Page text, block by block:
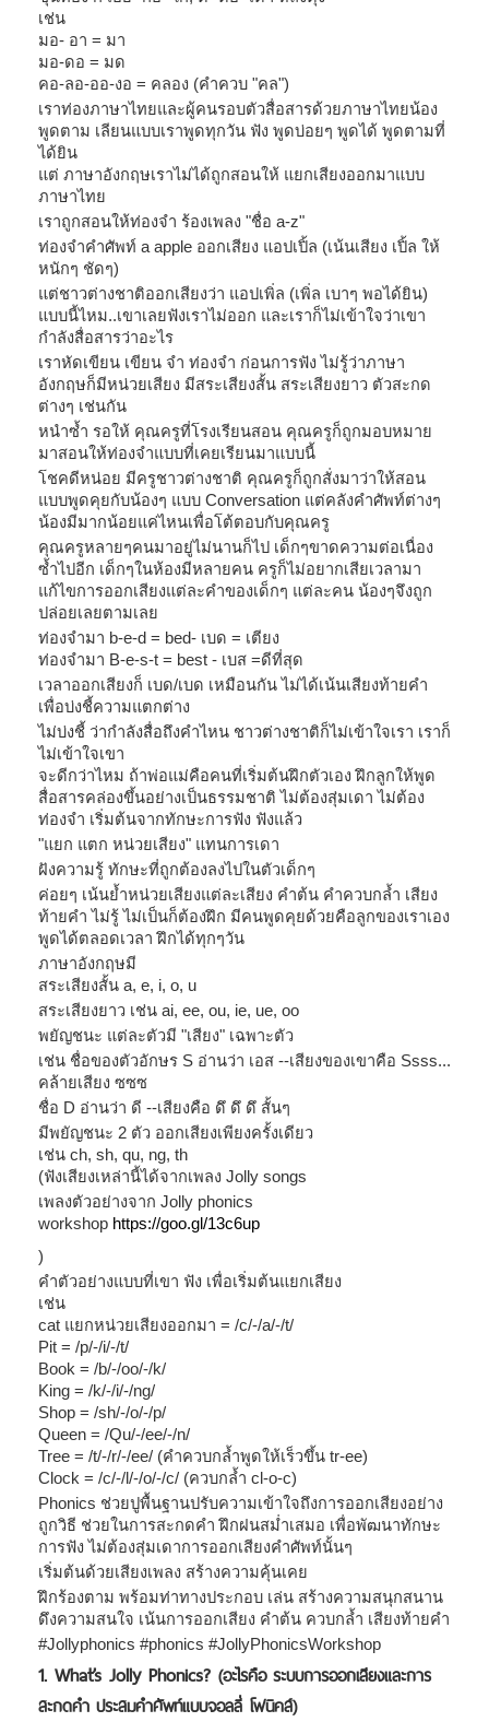
เช่น
มอ- อา = มา
มอ-ดอ = มด
คอ-ลอ-ออ-งอ = คลอง (คำควบ "คล")
เราท่องภาษาไทยและผู้คนรอบตัวสื่อสารด้วยภาษาไทยน้อง
พูดตาม เลียนแบบเราพูดทุกวัน ฟัง พูดบ่อยๆ พูดได้ พูดตามที่
ได้ยิน
แต่ ภาษาอังกฤษเราไม่ได้ถูกสอนให้ แยกเสียงออกมาแบบ
ภาษาไทย
เราถูกสอนให้ท่องจำ ร้องเพลง "ชื่อ a-z"
ท่องจำคำศัพท์ a apple ออกเสียง แอปเปิ้ล (เน้นเสียง เปิ้ล ให้
หนักๆ ชัดๆ)
แต่ชาวต่างชาติออกเสียงว่า แอปเพิ่ล (เพิ่ล เบาๆ พอได้ยิน)
แบบนี้ไหม..เขาเลยฟังเราไม่ออก และเราก็ไม่เข้าใจว่าเขา
กำลังสื่อสารว่าอะไร
เราหัดเขียน เขียน จำ ท่องจำ ก่อนการฟัง ไม่รู้ว่าภาษา
อังกฤษก็มีหน่วยเสียง มีสระเสียงสั้น สระเสียงยาว ตัวสะกด
ต่างๆ เช่นกัน
หนำซ้ำ รอให้ คุณครูที่โรงเรียนสอน คุณครูก็ถูกมอบหมาย
มาสอนให้ท่องจำแบบที่เคยเรียนมาแบบนี้
โชคดีหน่อย มีครูชาวต่างชาติ คุณครูก็ถูกสั่งมาว่าให้สอน
แบบพูดคุยกับน้องๆ แบบ Conversation แต่คลังคำศัพท์ต่างๆ
น้องมีมากน้อยแค่ไหนเพื่อโต้ตอบกับคุณครู
คุณครูหลายๆคนมาอยู่ไม่นานก็ไป เด็กๆขาดความต่อเนื่อง
ซ้ำไปอีก เด็กๆในห้องมีหลายคน ครูก็ไม่อยากเสียเวลามา
แก้ไขการออกเสียงแต่ละคำของเด็กๆ แต่ละคน น้องๆจึงถูก
ปล่อยเลยตามเลย
ท่องจำมา b-e-d = bed- เบด = เตียง
ท่องจำมา B-e-s-t = best - เบส =ดีที่สุด
เวลาออกเสียงก็ เบด/เบด เหมือนกัน ไม่ได้เน้นเสียงท้ายคำ
เพื่อบ่งชี้ความแตกต่าง
ไม่บ่งชี้ ว่ากำลังสื่อถึงคำไหน ชาวต่างชาติก็ไม่เข้าใจเรา เราก็
ไม่เข้าใจเขา
จะดีกว่าไหม ถ้าพ่อแม่คือคนที่เริ่มต้นฝึกตัวเอง ฝึกลูกให้พูด
สื่อสารคล่องขึ้นอย่างเป็นธรรมชาติ ไม่ต้องสุ่มเดา ไม่ต้อง
ท่องจำ เริ่มต้นจากทักษะการฟัง ฟังแล้ว
"แยก แตก หน่วยเสียง" แทนการเดา
ฝังความรู้ ทักษะที่ถูกต้องลงไปในตัวเด็กๆ
ค่อยๆ เน้นย้ำหน่วยเสียงแต่ละเสียง คำต้น คำควบกล้ำ เสียง
ท้ายคำ ไม่รู้ ไม่เป็นก็ต้องฝึก มีคนพูดคุยด้วยคือลูกของเราเอง
พูดได้ตลอดเวลา ฝึกได้ทุกๆวัน
ภาษาอังกฤษมี
สระเสียงสั้น a, e, i, o, u
สระเสียงยาว เช่น ai, ee, ou, ie, ue, oo
พยัญชนะ แต่ละตัวมี "เสียง" เฉพาะตัว
เช่น ชื่อของตัวอักษร S อ่านว่า เอส --เสียงของเขาคือ Ssss...
คล้ายเสียง ซซซ
ชื่อ D อ่านว่า ดี --เสียงคือ ดึ ดึ ดึ สั้นๆ
มีพยัญชนะ 2 ตัว ออกเสียงเพียงครั้งเดียว
เช่น ch, sh, qu, ng, th
(ฟังเสียงเหล่านี้ได้จากเพลง Jolly songs
เพลงตัวอย่างจาก Jolly phonics
workshop https://goo.gl/13c6up
)
คำตัวอย่างแบบที่เขา ฟัง เพื่อเริ่มต้นแยกเสียง
เช่น
cat แยกหน่วยเสียงออกมา = /c/-/a/-/t/
Pit = /p/-/i/-/t/
Book = /b/-/oo/-/k/
King = /k/-/i/-/ng/
Shop = /sh/-/o/-/p/
Queen = /Qu/-/ee/-/n/
Tree = /t/-/r/-/ee/ (คำควบกล้ำพูดให้เร็วขึ้น tr-ee)
Clock = /c/-/l/-/o/-/c/ (ควบกล้ำ cl-o-c)
Phonics ช่วยปูพื้นฐานปรับความเข้าใจถึงการออกเสียงอย่าง
ถูกวิธี ช่วยในการสะกดคำ ฝึกฝนสม่ำเสมอ เพื่อพัฒนาทักษะ
การฟัง ไม่ต้องสุ่มเดาการออกเสียงคำศัพท์นั้นๆ
เริ่มต้นด้วยเสียงเพลง สร้างความคุ้นเคย
ฝึกร้องตาม พร้อมท่าทางประกอบ เล่น สร้างความสนุกสนาน
ดึงความสนใจ เน้นการออกเสียง คำต้น ควบกล้ำ เสียงท้ายคำ
#Jollyphonics #phonics #JollyPhonicsWorkshop
1. What’s Jolly Phonics? (อะไรคือ ระบบการออกเสียงและการ
สะกดคำ ประสมคำศัพท์แบบจอลลี่ โฟนิคส์)